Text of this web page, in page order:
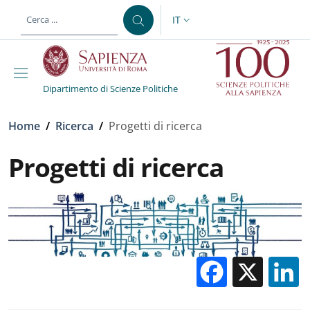
al contenuto principale
SELETTORE LINGUA:
IT
Dipartimento di Scienze Politiche
Briciole di pane
Home / Ricerca / Progetti di ricerca
Progetti di ricerca
X